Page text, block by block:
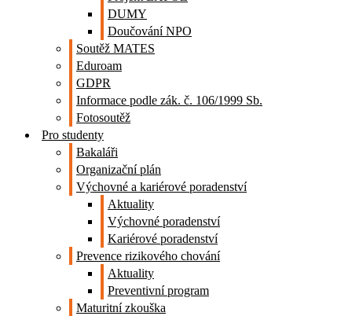
DUMY
Doučování NPO
Soutěž MATES
Eduroam
GDPR
Informace podle zák. č. 106/1999 Sb.
Fotosoutěž
Pro studenty
Bakaláři
Organizační plán
Výchovné a kariérové poradenství
Aktuality
Výchovné poradenství
Kariérové poradenství
Prevence rizikového chování
Aktuality
Preventivní program
Maturitní zkouška